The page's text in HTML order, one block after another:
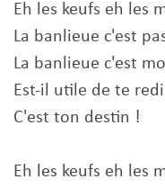
Eh les keufs eh les
La banlieue c'est
La banlieue c'est
Est-il utile de te
C'est ton destin !
Eh les keufs eh les